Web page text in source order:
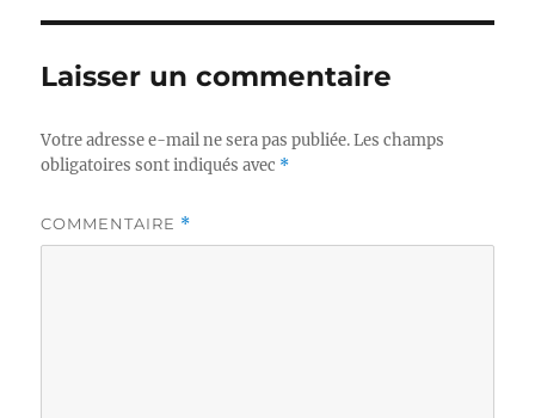
Laisser un commentaire
Votre adresse e-mail ne sera pas publiée. Les champs
obligatoires sont indiqués avec *
COMMENTAIRE *